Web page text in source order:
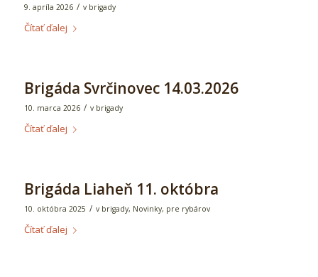
9. apríla 2026 / v brigady
Čítať ďalej
Brigáda Svrčinovec 14.03.2026
10. marca 2026 / v brigady
Čítať ďalej
Brigáda Liaheň 11. októbra
10. októbra 2025 / v brigady, Novinky, pre rybárov
Čítať ďalej